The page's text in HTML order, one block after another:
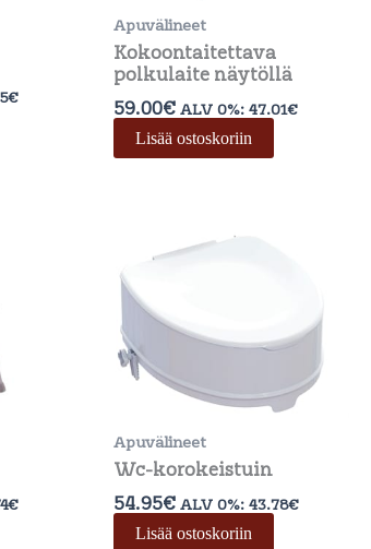
€
Apuvälineet
Kokoontaitettava
polkulaite näytöllä
59.00€ ALV 0%: 47.01€
Lisää ostoskoriin
€
Apuvälineet
Wc-korokeistuin
54.95€ ALV 0%: 43.78€
Lisää ostoskoriin